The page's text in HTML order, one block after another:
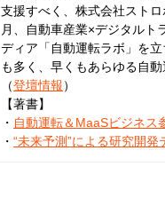
支援すべく、株式会社スト
月、自動車産業×デジタルト
ディア「自動運転ラボ」を
も多く、早くもあらゆる自
（登壇情報）
【著書】
・ 自動運転＆MaaSビジネス
・ “未来予測”による研究開発